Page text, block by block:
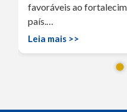
favoráveis ao
país.…
Leia mais >>